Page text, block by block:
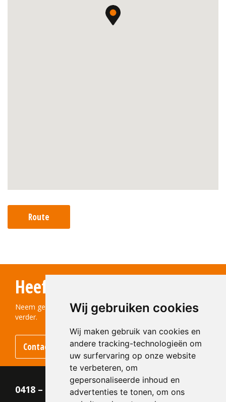
Wij gebruiken cookies
Wij maken gebruik van cookies en
andere tracking-technologieën om
uw surfervaring op onze website
te verbeteren, om
gepersonaliseerde inhoud en
advertenties te tonen, om ons
Route
Heeft u vragen?
Neem gerust contact met ons op! We helpen u graag
verder.
Contact opnemen
0418 – 55 22 21